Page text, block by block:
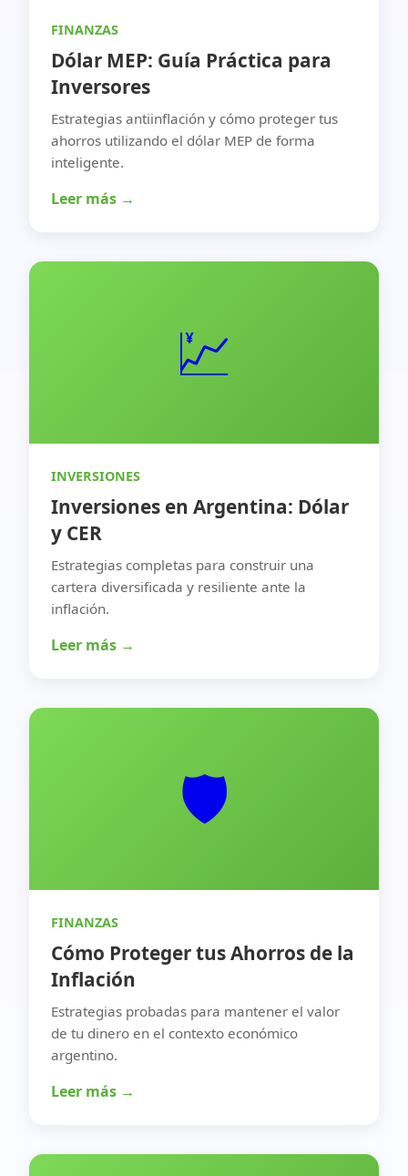
FINANZAS
Dólar MEP: Guía Práctica para
Inversores
Estrategias antiinflación y cómo proteger tus
ahorros utilizando el dólar MEP de forma
inteligente.
Leer más →
💹
INVERSIONES
Inversiones en Argentina: Dólar
y CER
Estrategias completas para construir una
cartera diversificada y resiliente ante la
inflación.
Leer más →
🛡️
FINANZAS
Cómo Proteger tus Ahorros de la
Inflación
Estrategias probadas para mantener el valor
de tu dinero en el contexto económico
argentino.
Leer más →